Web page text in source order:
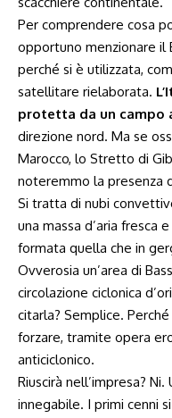
Per comprendere cosa
opportuno menzionare il
perché si è utilizzata,
satellitare rielaborata.
protetta da un campo
direzione nord. Ma se
Marocco, lo Stretto di
noteremmo la presenza
Si tratta di nubi
una massa d’aria fresca
formata quella che in
Ovverosia un’area di
circolazione ciclonica
citarla? Semplice.
forzare, tramite opera
anticiclonico.
Riuscirà nell’impresa?
innegabile. I primi cenni